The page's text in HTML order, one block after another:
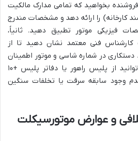
فروشنده بخواهید که تمامی مدارک مالکیت
کارخانه) را ارائه دهد و مشخصات مندرج
فیزیکی موتور تطبیق دهید. ثانیاً،
کارشناس فنی معتمد نشان دهید تا از
در شماره شاسی و موتور اطمینان
حاصل کنید. ثالثاً، می توانید از پلیس راهور یا دفاتر پلیس +۱۰
عدم وجود سابقه سرقت یا تخلفات سنگین
و عوارض موتورسیکلت